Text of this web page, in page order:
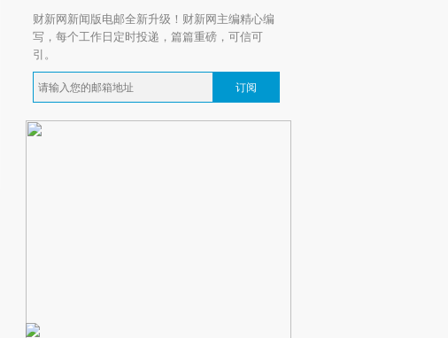
财新网新闻版电邮全新升级！财新网主编精心编
写，每个工作日定时投递，篇篇重磅，可信可
引。
订阅